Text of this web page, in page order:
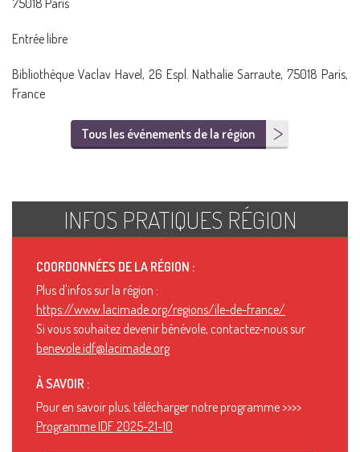
75018 Paris
Entrée libre
Bibliothèque Vaclav Havel, 26 Espl. Nathalie Sarraute, 75018 Paris,
France
Tous les événements de la région
INFOS PRATIQUES RÉGION
COORDONNÉES DE LA RÉGION :
Plus d'infos sur la région :
https://www.lacimade.org/regions/ile-de-france/
Si vous souhaitez devenir bénévole, contactez-nous sur
benevole.idf@lacimade.org
À SAVOIR :
Pour en savoir plus, télécharger notre programme >>>>
Programme IDF 2025-21-10